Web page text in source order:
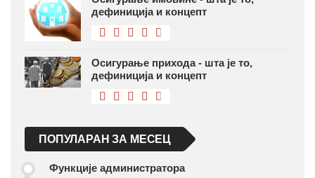
дефиниција и концепт
Осигурање прихода - шта је то,
дефиниција и концепт
ПОПУЛАРАН ЗА МЕСЕЦ
Функције администратора